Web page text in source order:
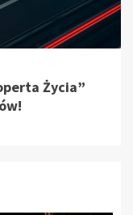
Życia”